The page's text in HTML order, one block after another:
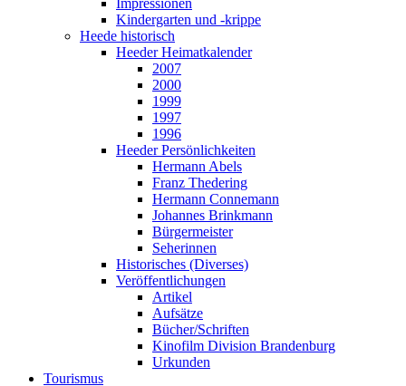
Impressionen
Kindergarten und -krippe
Heede historisch
Heeder Heimatkalender
2007
2000
1999
1997
1996
Heeder Persönlichkeiten
Hermann Abels
Franz Thedering
Hermann Connemann
Johannes Brinkmann
Bürgermeister
Seherinnen
Historisches (Diverses)
Veröffentlichungen
Artikel
Aufsätze
Bücher/Schriften
Kinofilm Division Brandenburg
Urkunden
Tourismus